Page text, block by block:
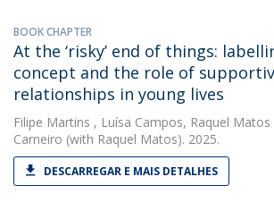
BOOK CHAPTER
At the ‘risky’ end of things:
concept and the role of
relationships in young lives
Filipe Martins , Luísa Campos, Raquel Matos
Carneiro (with Raquel Matos). 2025.
DESCARREGAR E MAIS DETALHES